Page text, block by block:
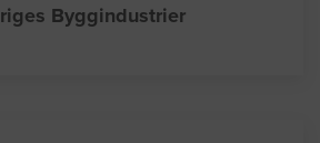
Byggindustrier